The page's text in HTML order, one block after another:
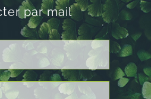
par mail